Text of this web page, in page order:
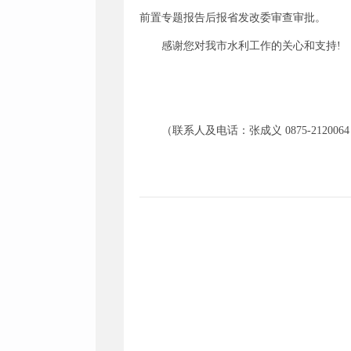
前置专题报告后报省发改委审查审批。
感谢您对我市水利工作的关心和支持!
（联系人及电话：张成义 0875-